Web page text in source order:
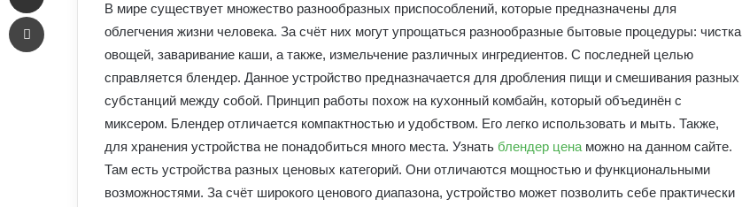
В мире существует множество разнообразных приспособлений, которые предназначены для
облегчения жизни человека. За счёт них могут упрощаться разнообразные бытовые процедуры: чистка
овощей, заваривание каши, а также, измельчение различных ингредиентов. С последней целью
справляется блендер. Данное устройство предназначается для дробления пищи и смешивания разных
субстанций между собой. Принцип работы похож на кухонный комбайн, который объединён с
миксером. Блендер отличается компактностью и удобством. Его легко использовать и мыть. Также,
для хранения устройства не понадобиться много места. Узнать блендер цена можно на данном сайте.
Там есть устройства разных ценовых категорий. Они отличаются мощностью и функциональными
возможностями. За счёт широкого ценового диапазона, устройство может позволить себе практически